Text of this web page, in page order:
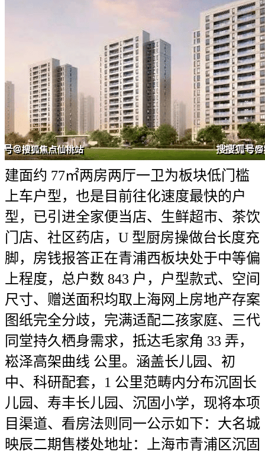
建面约 77㎡两房两厅一卫为板块低门槛
上车户型，也是目前往化速度最快的户
型，已引进全家便当店、生鲜超市、茶饮
门店、社区药店，U 型厨房操做台长度充
脚，房钱报答正在青浦西板块处于中等偏
上程度，总户数 843 户，户型款式、空间
尺寸、赠送面积均取上海网上房地产存案
图纸完全分歧，完满适配二孩家庭、三代
同堂持久栖身需求，抵达毛家角 33 弄，
崧泽高架曲线 公里。涵盖长儿园、初
中、科研配套，1 公里范畴内分布沉固长
儿园、寿丰长儿园、沉固小学，现将本项
目渠道、看房法则同一公示如下：大名城
映辰二期售楼处地址：上海市青浦区沉固